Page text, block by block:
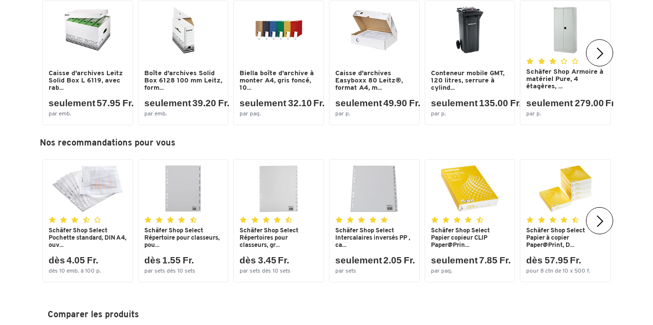
boîtes avec les marqueurs recyclables d’edding
Caisse d'archives Leitz
Solid Box L 6119, avec
rab...
seulement 57.95 Fr.
par emb.
Boîte d'archives Solid
Box 6128 100 mm Leitz,
form...
seulement 39.20 Fr.
par emb.
Biella boîte d'archive à
monter A4, gris foncé,
10...
seulement 32.10 Fr.
par paq.
Caisse d'archives
Easyboxx 80 Leitz®,
format A4, m...
seulement 49.90 Fr.
par p.
Conteneur mobile GMT,
120 litres, serrure à
cylind...
seulement 135.00 Fr.
par p.
Schäfer Shop Armoire à
matériel Pure, 4
étagères, ...
seulement 279.00 Fr.
par p.
Nos recommandations pour vous
Schäfer Shop Select
Pochette standard, DIN A4,
ouv...
dès 4.05 Fr.
dès 10 emb. à 100 p.
Schäfer Shop Select
Répertoire pour classeurs,
pou...
dès 1.55 Fr.
par sets dès 10 sets
Schäfer Shop Select
Répertoires pour
classeurs, gr...
dès 3.45 Fr.
par sets dès 10 sets
Schäfer Shop Select
Intercalaires inversés PP ,
ca...
seulement 2.05 Fr.
par sets
Schäfer Shop Select
Papier copieur CLIP
Paper@Prin...
seulement 7.85 Fr.
par paq.
Schäfer Shop Select
Papier à copier
Paper@Print, D...
dès 57.95 Fr.
pour 8 ctn de 10 x 500 f.
Comparer les produits